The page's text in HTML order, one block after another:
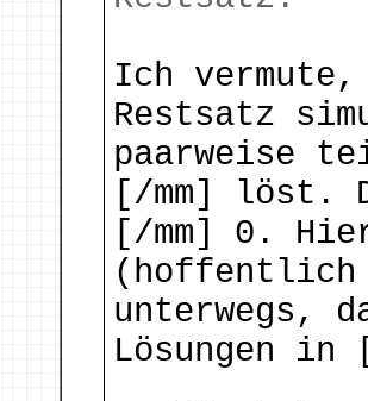
Ich vermute,
Restsatz
paarweise
[/mm] löst.
[/mm] 0.
(hoffentlich
unterwegs,
Lösungen in